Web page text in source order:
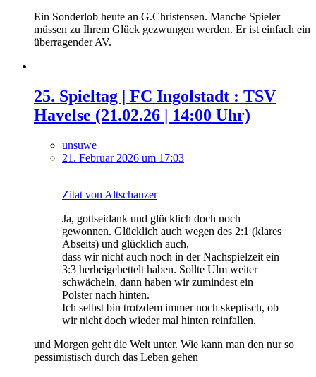
Ein Sonderlob heute an G.Christensen. Manche Spieler
müssen zu Ihrem Glück gezwungen werden. Er ist einfach ein
überragender AV.
25. Spieltag | FC Ingolstadt : TSV
Havelse (21.02.26 | 14:00 Uhr)
unsuwe
21. Februar 2026 um 17:03
Zitat von Altschanzer
Ja, gottseidank und glücklich doch noch
gewonnen. Glücklich auch wegen des 2:1 (klares
Abseits) und glücklich auch,
dass wir nicht auch noch in der Nachspielzeit ein
3:3 herbeigebettelt haben. Sollte Ulm weiter
schwächeln, dann haben wir zumindest ein
Polster nach hinten.
Ich selbst bin trotzdem immer noch skeptisch, ob
wir nicht doch wieder mal hinten reinfallen.
und Morgen geht die Welt unter. Wie kann man den nur so
pessimistisch durch das Leben gehen